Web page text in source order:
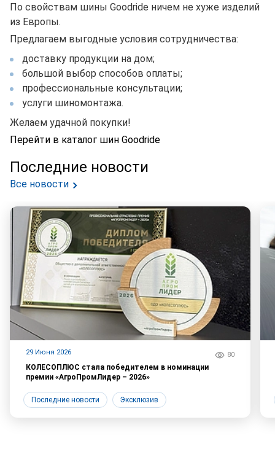
По свойствам шины Goodride ничем не хуже изделий
из Европы.
Предлагаем выгодные условия сотрудничества:
доставку продукции на дом;
большой выбор способов оплаты;
профессиональные консультации;
услуги шиномонтажа.
Желаем удачной покупки!
Перейти в каталог шин Goodride
Последние новости
Все новости
29 Июня 2026 80
КОЛЕСОПЛЮС стала победителем в номинации
премии «АгроПромЛидер – 2026»
Последние новости Эксклюзив